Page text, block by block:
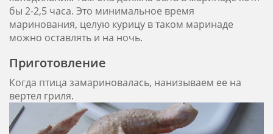
бы 2-2,5 часа. Это минимальное время
маринования, целую курицу в таком маринаде
можно оставлять и на ночь.
Приготовление
Когда птица замариновалась, нанизываем ее на
вертел гриля.